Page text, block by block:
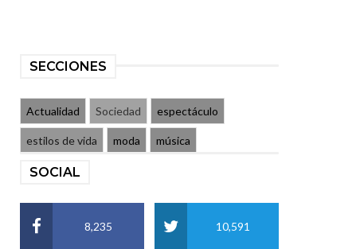
SECCIONES
Actualidad Sociedad espectáculo
estilos de vida moda música
SOCIAL
8,235 10,591